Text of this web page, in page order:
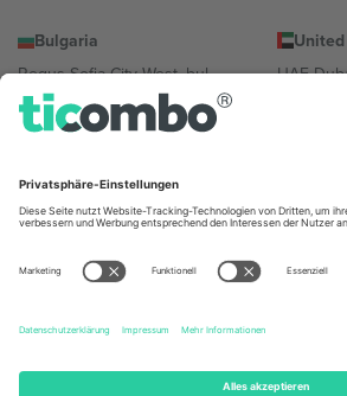
Bulgaria
Regus Sofia City West, bul
Totleben 53-55, 1606 Sofia,
Bulgaria
UAE
Mexico
Av Chapultepec 360, Roma
Norte, Cuauhtémoc, 06700
Ciudad de México, CDMX,
Mexico
Die juristische Person des Plattformanbieters
Informationen finden Sie auf der jeweiligen